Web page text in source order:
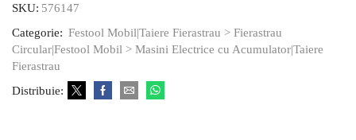
SKU: 576147
Categorie: Festool Mobil|Taiere Fierastrau > Fierastrau
Circular|Festool Mobil > Masini Electrice cu Acumulator|Taiere
Fierastrau
Distribuie: